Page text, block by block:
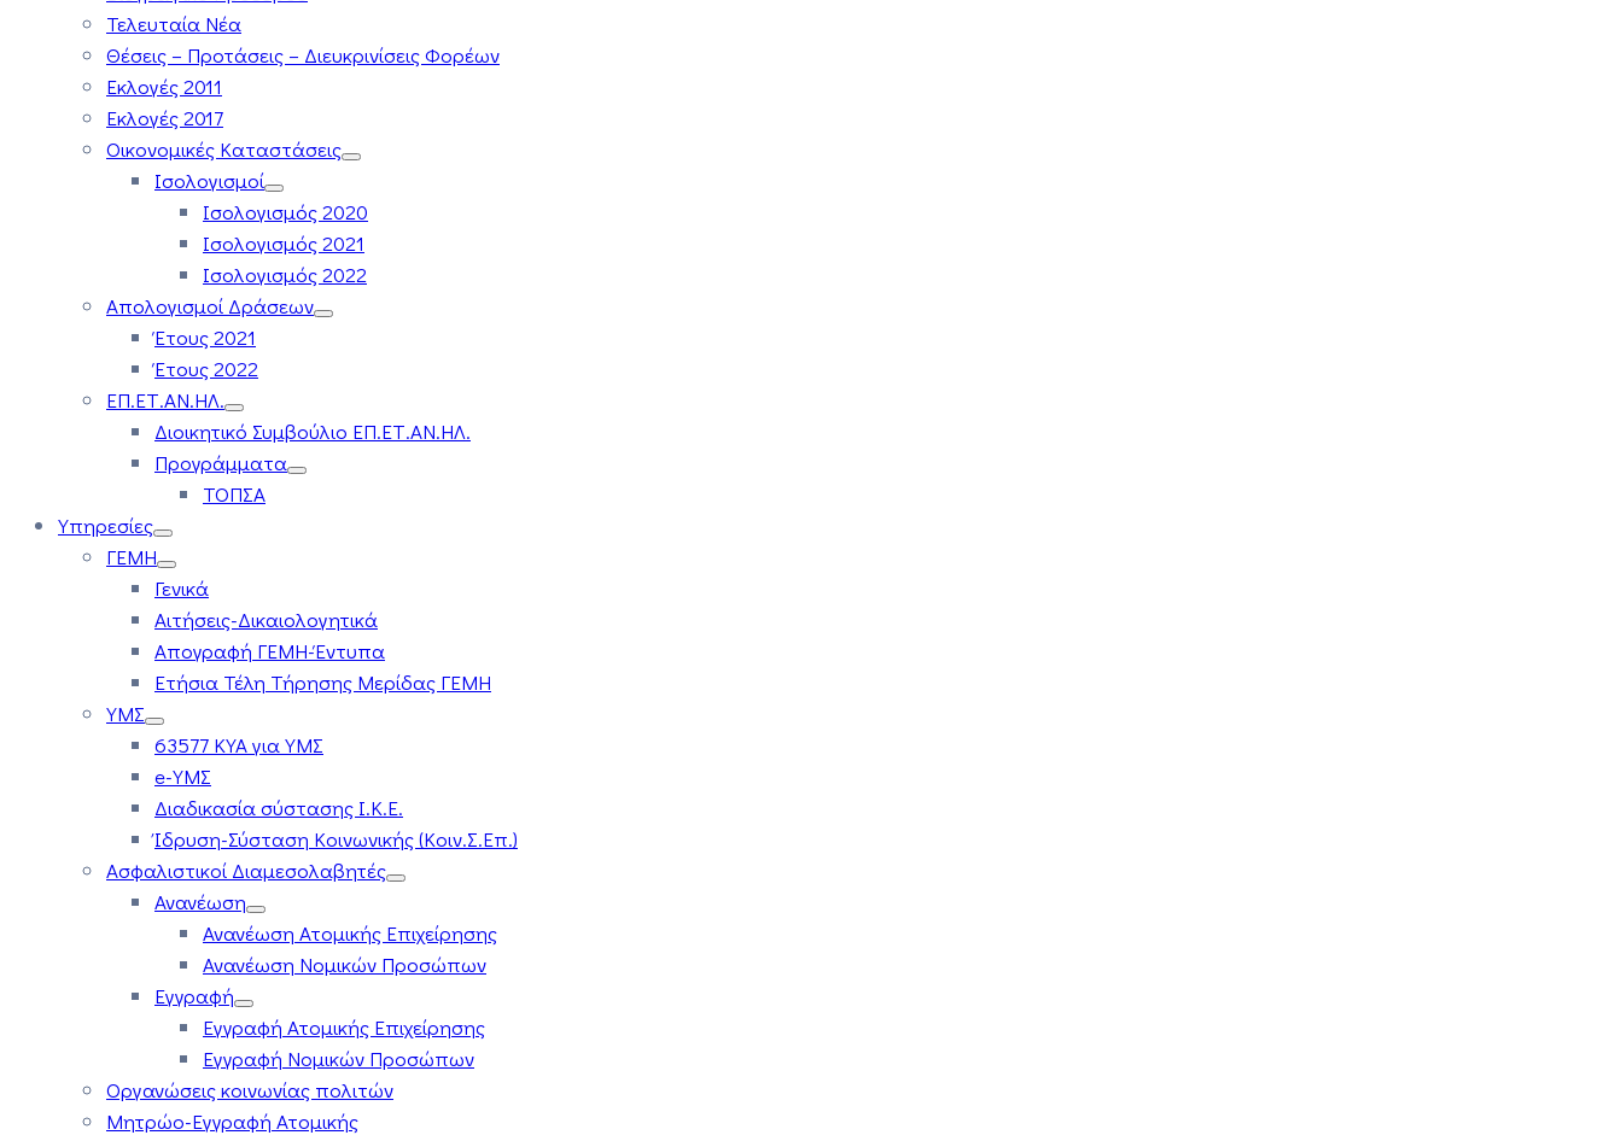
Τελευταία Νέα
Θέσεις – Προτάσεις – Διευκρινίσεις Φορέων
Εκλογές 2011
Εκλογές 2017
Οικονομικές Καταστάσεις
Ισολογισμοί
Ισολογισμός 2020
Ισολογισμός 2021
Ισολογισμός 2022
Απολογισμοί Δράσεων
Έτους 2021
Έτους 2022
ΕΠ.ΕΤ.ΑΝ.ΗΛ.
Διοικητικό Συμβούλιο ΕΠ.ΕΤ.ΑΝ.ΗΛ.
Προγράμματα
ΤΟΠΣΑ
Υπηρεσίες
ΓΕΜΗ
Γενικά
Αιτήσεις-Δικαιολογητικά
Απογραφή ΓΕΜΗ-Έντυπα
Ετήσια Τέλη Τήρησης Μερίδας ΓΕΜΗ
ΥΜΣ
63577 ΚΥΑ για ΥΜΣ
e-ΥΜΣ
Διαδικασία σύστασης Ι.Κ.Ε.
Ίδρυση-Σύσταση Κοινωνικής (Κοιν.Σ.Επ.)
Ασφαλιστικοί Διαμεσολαβητές
Ανανέωση
Ανανέωση Ατομικής Επιχείρησης
Ανανέωση Νομικών Προσώπων
Εγγραφή
Εγγραφή Ατομικής Επιχείρησης
Εγγραφή Νομικών Προσώπων
Οργανώσεις κοινωνίας πολιτών
Μητρώο-Εγγραφή Ατομικής